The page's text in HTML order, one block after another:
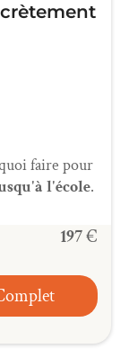
faire pour
l'école.
197€